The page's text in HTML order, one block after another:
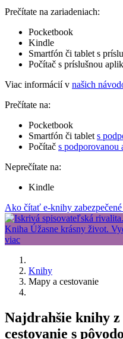
Prečítate na zariadeniach:
Pocketbook
Kindle
Smartfón či tablet s
Počítač s príslušnou
Viac informácií v našich
Prečítate na:
Pocketbook
Smartfón či tablet s
Počítač s podporovanou
Neprečítate na:
Kindle
Ako čítať e-knihy
Knihy
Mapy a cestovanie
Najdrahšie knihy
cestovanie s